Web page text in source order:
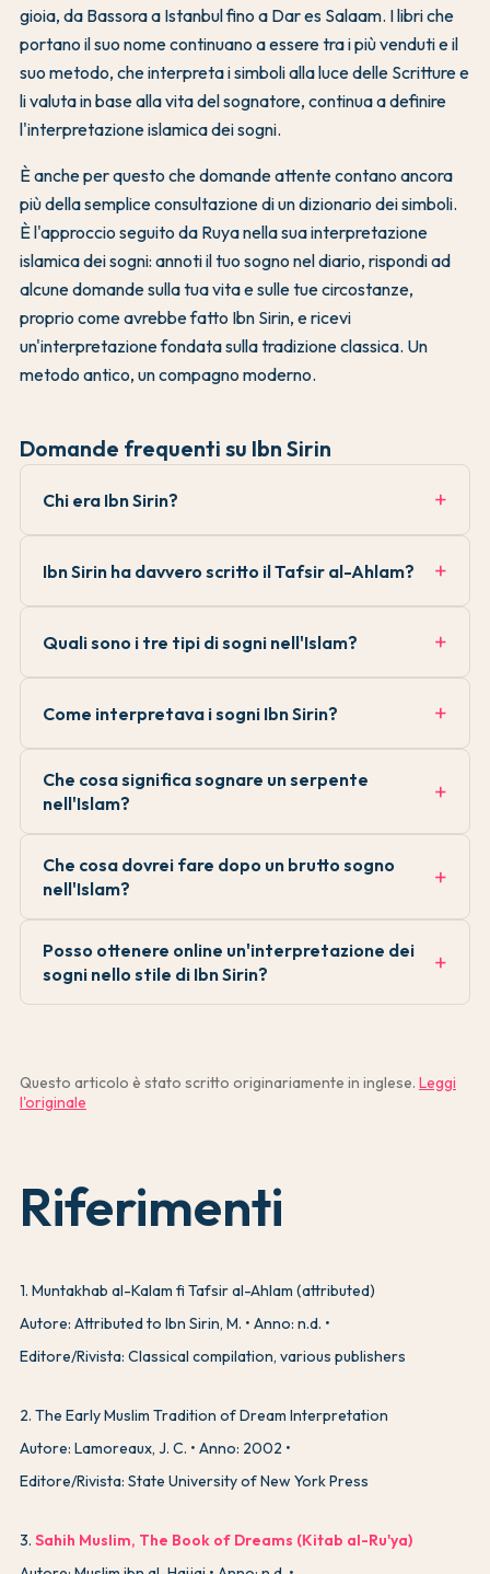
gioia, da Bassora a Istanbul fino a Dar es Salaam. I libri che
portano il suo nome continuano a essere tra i più venduti e il
suo metodo, che interpreta i simboli alla luce delle Scritture e
li valuta in base alla vita del sognatore, continua a definire
l'interpretazione islamica dei sogni.
È anche per questo che domande attente contano ancora
più della semplice consultazione di un dizionario dei simboli.
È l'approccio seguito da Ruya nella sua interpretazione
islamica dei sogni: annoti il tuo sogno nel diario, rispondi ad
alcune domande sulla tua vita e sulle tue circostanze,
proprio come avrebbe fatto Ibn Sirin, e ricevi
un'interpretazione fondata sulla tradizione classica. Un
metodo antico, un compagno moderno.
Domande frequenti su Ibn Sirin
Chi era Ibn Sirin?
Ibn Sirin ha davvero scritto il Tafsir al-Ahlam?
Quali sono i tre tipi di sogni nell'Islam?
Come interpretava i sogni Ibn Sirin?
Che cosa significa sognare un serpente
nell'Islam?
Che cosa dovrei fare dopo un brutto sogno
nell'Islam?
Posso ottenere online un'interpretazione dei
sogni nello stile di Ibn Sirin?
Questo articolo è stato scritto originariamente in inglese. Leggi
l'originale
Riferimenti
1. Muntakhab al-Kalam fi Tafsir al-Ahlam (attributed)
Autore: Attributed to Ibn Sirin, M.
Anno: n.d.
Editore/Rivista: Classical compilation, various publishers
2. The Early Muslim Tradition of Dream Interpretation
Autore: Lamoreaux, J. C.
Anno: 2002
Editore/Rivista: State University of New York Press
3. Sahih Muslim, The Book of Dreams (Kitab al-Ru'ya)